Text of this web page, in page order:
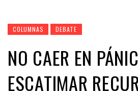
COLUMNAS DEBATE
NO CAER EN
ESCATIMAR